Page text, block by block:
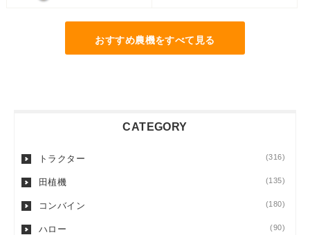
おすすめ農機をすべて見る
CATEGORY
トラクター (316)
田植機 (135)
コンバイン (180)
ハロー (90)